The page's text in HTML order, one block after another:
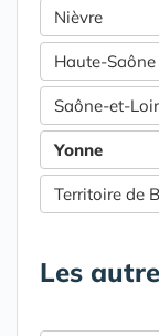
Nièvre
Haute-Saône
Saône-et-
Yonne
Territoire de
Les